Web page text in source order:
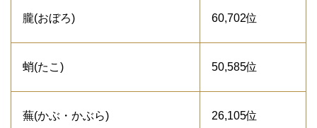
朧(おぼろ) 60,702位
蛸(たこ) 50,585位
蕪(かぶ・かぶら) 26,105位